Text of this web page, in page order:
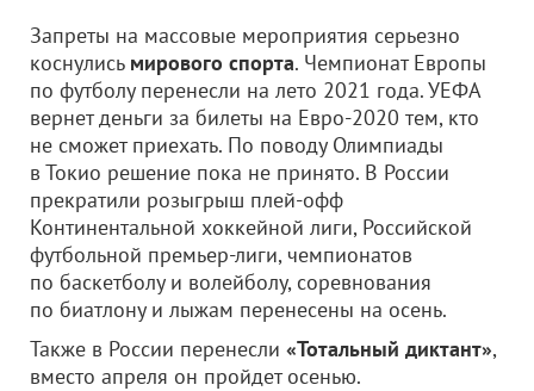
Запреты на массовые мероприятия серьезно
коснулись мирового спорта. Чемпионат Европы
по футболу перенесли на лето 2021 года. УЕФА
вернет деньги за билеты на Евро-2020 тем, кто
не сможет приехать. По поводу Олимпиады
в Токио решение пока не принято. В России
прекратили розыгрыш плей-офф
Континентальной хоккейной лиги, Российской
футбольной премьер-лиги, чемпионатов
по баскетболу и волейболу, соревнования
по биатлону и лыжам перенесены на осень.
Также в России перенесли «Тотальный диктант»,
вместо апреля он пройдет осенью.